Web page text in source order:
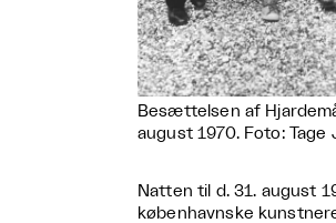
Besættelsen af
august 1970. Foto: Tage
Natten til d. 31. august
københavnske